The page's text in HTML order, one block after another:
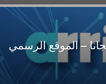
– الموقع الرسمي